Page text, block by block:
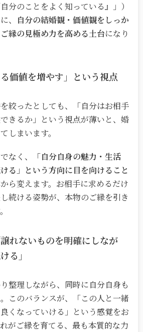
分のことをよく知っている』」）
、
自分の結婚観・価値観をしっか
縁の見極め力を高める土台になり
る価値を増やす」という視点
絞ったとしても、「自分はお相手
きるか」という視点が薄いと、婚
しまいます。
なく、
「自分自身の魅力・生活
る」という方向に目を向けること
ら変えます。お相手に求めるだけ
続ける姿勢が、本物のご縁を引き
れないものを明確にしなが
る」
整理しながら、同時に自分自身も
このバランスが、「この人と一緒
くなっていける」という感覚をお
がご縁を育てる、最も本質的な力